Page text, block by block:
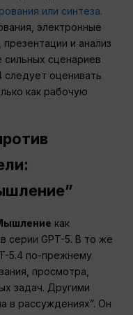
или синтеза.
электронные
и анализ
сильных сценариев
следует оценивать
как рабочую
как
серии GPT-5. В то же
5.4 по-прежнему
просмотра,
задач. Другими
в рассуждениях”. Он